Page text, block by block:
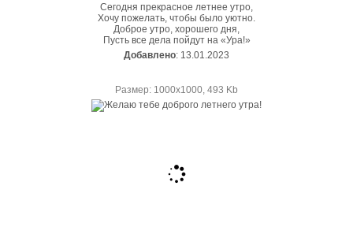
Сегодня прекрасное летнее утро,
Хочу пожелать, чтобы было уютно.
Доброе утро, хорошего дня,
Пусть все дела пойдут на «Ура!»
Добавлено: 13.01.2023
Размер: 1000х1000, 493 Kb